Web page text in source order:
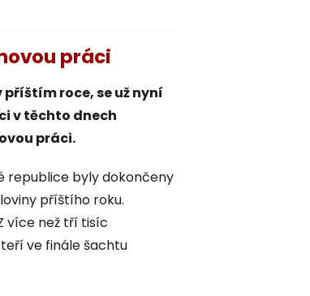
práci
roce, se už nyní
v těchto dnech
práci.
republice byly dokončeny
příštího roku.
více než tří tisíc
ve finále šachtu